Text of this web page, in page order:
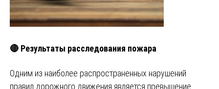
🔴 Результаты расследования пожара
Одним из наиболее распространенных нарушений
правил дорожного движения является превышение